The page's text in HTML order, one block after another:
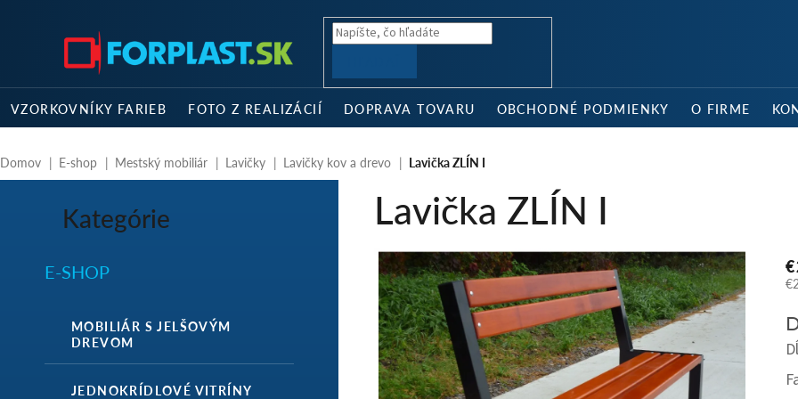
VZORKOVNÍKY FARIEB FOTO Z REALIZÁCIÍ DOPRAVA TOVARU OBCHODNÉ PODMIENKY O FIRME
Domov E-shop Mestský mobiliár Lavičky Lavičky kov a drevo Lavička ZLÍN I
ý
p
l
Preskočiť
kategórie
Kategórie
E-SHOP
MOBILIÁR S JELŠOVÝM
DREVOM
JEDNOKRÍDLOVÉ VITRÍNY
Lavička ZLÍN I